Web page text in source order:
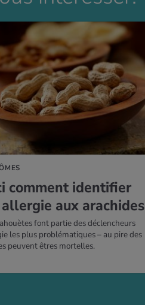
comment identifier
aux arachides
font partie des déclencheurs
les plus problématiques – au pire des
peuvent êtres mortelles.